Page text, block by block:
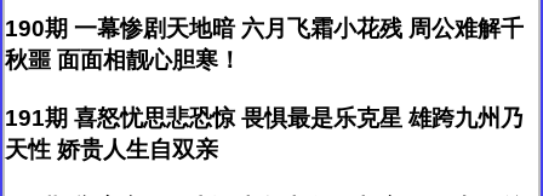
190期 一幕惨剧天地暗 六月飞霜小花残 周公难解千
秋噩 面面相靓心胆寒！
191期 喜怒忧思悲恐惊 畏惧最是乐克星 雄跨九州乃
天性 娇贵人生自双亲